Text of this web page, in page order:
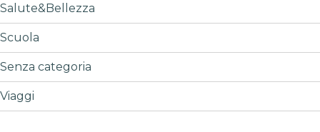
Salute&Bellezza
Scuola
Senza categoria
Viaggi